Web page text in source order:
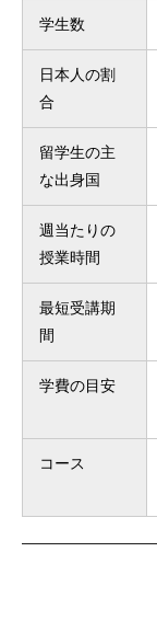
学生数
日本人の割
合
留学生の主
な出身国
週当たりの
授業時間
最短受講期
間
学費の目安
コース